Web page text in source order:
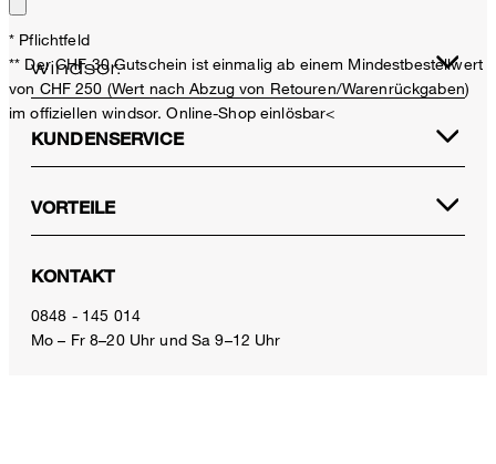
CHF 169.00
inkl. MwSt
Grösse auswählen
* Pflichtfeld
** Der CHF 30 Gutschein ist einmalig ab einem Mindestbestellwert
von CHF 250 (Wert nach Abzug von Retouren/Warenrückgaben)
im offiziellen windsor. Online-Shop einlösbar<
KUNDENSERVICE
VORTEILE
KONTAKT
0848 - 145 014
Mo – Fr 8–20 Uhr und Sa 9–12 Uhr